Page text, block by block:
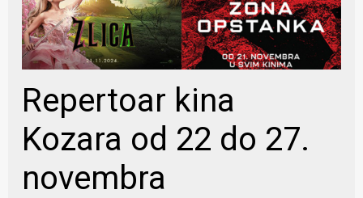
Repertoar kina
Kozara od 22 do 27.
novembra